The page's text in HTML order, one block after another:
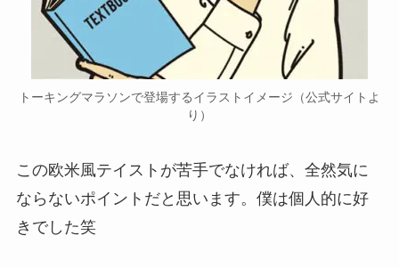
トーキングマラソンで登場するイラストイメージ（公式サイトよ
り）
この欧米風テイストが苦手でなければ、全然気に
ならないポイントだと思います。僕は個人的に好
きでした笑